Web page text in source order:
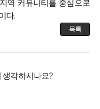
역 커뮤니티를 중심으로
다.
목록
생각하시나요?